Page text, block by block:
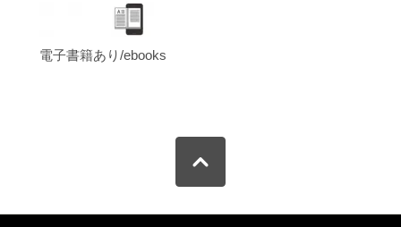
電子書籍あり/ebooks